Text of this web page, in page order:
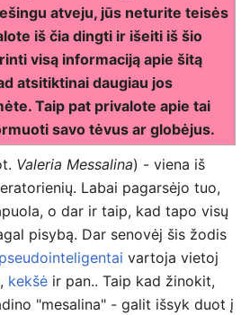
atveju, jūs neturite teisės
iš čia dingti ir išeiti iš šio
visą informaciją apie šitą
atsitiktinai daugiau jos
Taip pat privalote apie tai
savo tėvus ar globėjus.
Valeria Messalina) - viena iš
Labai pagarsėjo tuo,
o dar ir taip, kad tapo visų
pisybą. Dar senovėj šis žodis
pseudointeligentai vartoja vietoj
, kekšė ir pan.. Taip kad žinokit,
"mesalina" - galit išsyk duot į